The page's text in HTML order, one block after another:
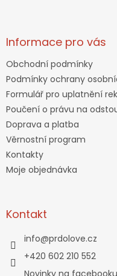
Informace pro vás
Obchodní podmínky
Podmínky ochrany
Formulář pro uplatnění
Poučení o právu na
Doprava a platba
Věrnostní program
Kontakty
Moje objednávka
Kontakt
info@prdolove.cz
+420 602 210 552